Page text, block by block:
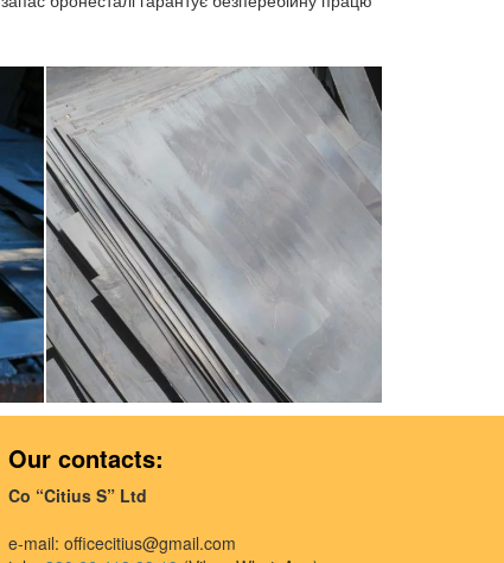
Увеличить
Our contacts:
Co “Citius S” Ltd
e-mail: officecitius@gmail.com